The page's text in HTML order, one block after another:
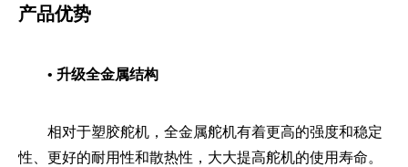
产品优势
• 升级全金属结构
相对于塑胶舵机，全金属舵机有着更高的强度和稳定
性、更好的耐用性和散热性，大大提高舵机的使用寿命。